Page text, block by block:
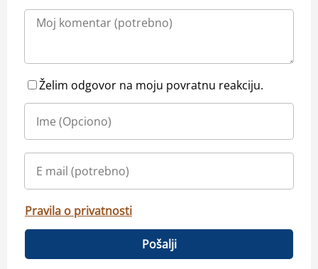
Želim odgovor na moju povratnu reakciju.
Pravila o privatnosti
Pošalji